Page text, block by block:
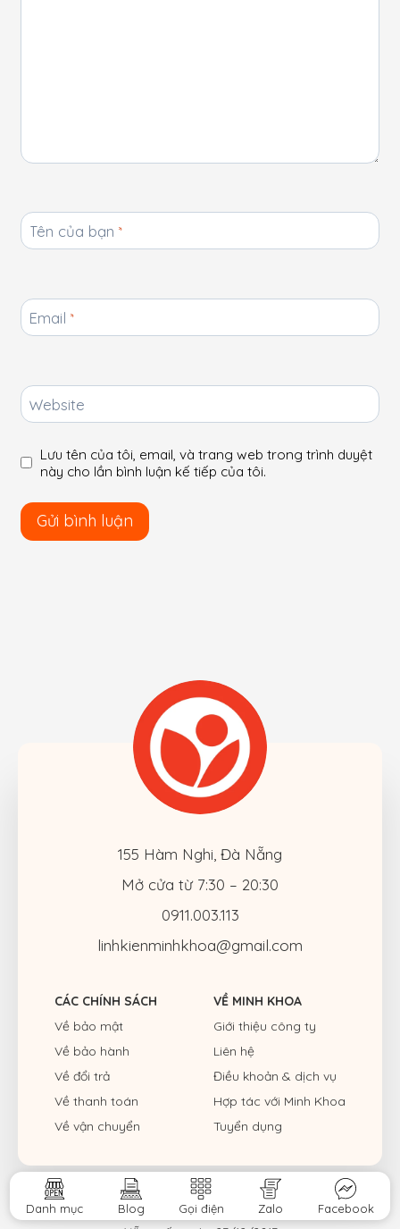
Tên của bạn *
Email *
Website
Lưu tên của tôi, email, và trang web trong trình duyệt
này cho lần bình luận kế tiếp của tôi.
CÁC CHÍNH SÁCH
Về bảo mật
Về bảo hành
Về đổi trả
Về thanh toán
Về vận chuyển
155 Hàm Nghi, Đà Nẵng
Mở cửa từ 7:30 – 20:30
0911.003.113
linhkienminhkhoa@gmail.com
VỀ MINH KHOA
Giới thiệu công ty
Liên hệ
Điều khoản & dịch vụ
Hợp tác với Minh Khoa
Tuyển dụng
CÔNG TY CỔ PHẦN SỬA CHỮA LAPTOP MINH KHOA
Giấy CNĐKKD: 0401573463 do Sở Kế hoạch và Đầu tư TP. Đà
Danh mục Blog Gọi điện Zalo Facebook